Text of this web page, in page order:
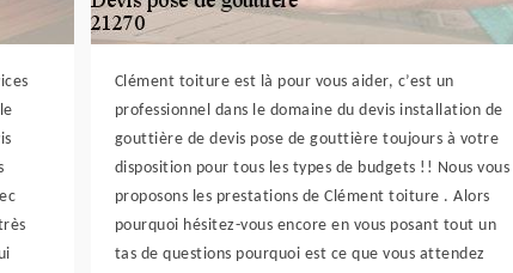
Clément toiture est là pour vous aider, c’est un
professionnel dans le domaine du devis installation de
gouttière de devis pose de gouttière toujours à votre
disposition pour tous les types de budgets !! Nous vous
proposons les prestations de Clément toiture . Alors
pourquoi hésitez-vous encore en vous posant tout un
tas de questions pourquoi est ce que vous attendez